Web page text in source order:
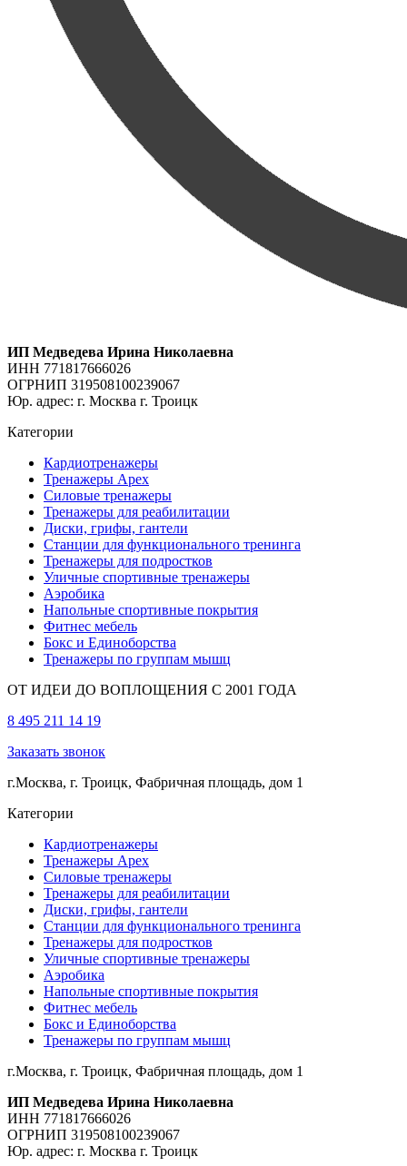
ИП Медведева Ирина Николаевна
ИНН 771817666026
ОГРНИП 319508100239067
Юр. адрес: г. Москва г. Троицк
Категории
Кардиотренажеры
Тренажеры Apex
Силовые тренажеры
Тренажеры для реабилитации
Диски, грифы, гантели
Станции для функционального тренинга
Тренажеры для подростков
Уличные спортивные тренажеры
Аэробика
Напольные спортивные покрытия
Фитнес мебель
Бокс и Единоборства
Тренажеры по группам мышц
ОТ ИДЕИ ДО ВОПЛОЩЕНИЯ С 2001 ГОДА
8 495 211 14 19
Заказать звонок
г.Москва, г. Троицк, Фабричная площадь, дом 1
Категории
Кардиотренажеры
Тренажеры Apex
Силовые тренажеры
Тренажеры для реабилитации
Диски, грифы, гантели
Станции для функционального тренинга
Тренажеры для подростков
Уличные спортивные тренажеры
Аэробика
Напольные спортивные покрытия
Фитнес мебель
Бокс и Единоборства
Тренажеры по группам мышц
г.Москва, г. Троицк, Фабричная площадь, дом 1
ИП Медведева Ирина Николаевна
ИНН 771817666026
ОГРНИП 319508100239067
Юр. адрес: г. Москва г. Троицк